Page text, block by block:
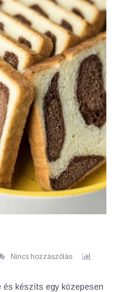
Nincs hozzászólás
és készíts egy közepesen